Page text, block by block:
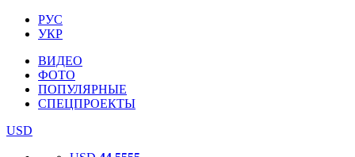
РУС
УКР
ВИДЕО
ФОТО
ПОПУЛЯРНЫЕ
СПЕЦПРОЕКТЫ
USD